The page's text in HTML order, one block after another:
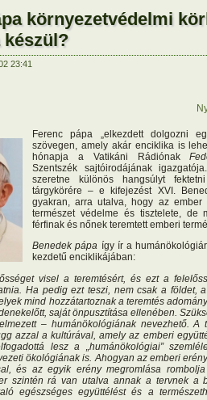
környezetvédelmi
készül?
23:41
Ferenc pápa „elkezdett dolgozni
szövegen, amely akár enciklika is
hónapja a Vatikáni Rádiónak
Szentszék sajtóirodájának
szeretne különös hangsúlyt
tárgykörére – e kifejezést XVI.
gyakran, arra utalva, hogy az ember
természet védelme és tisztelete, de
férfinak és nőnek teremtett emberi
Benedek pápa így ír a
kezdetű enciklikájában:
visel a teremtésért, és ezt a
Ha pedig ezt teszi, nem csak a földet,
mind hozzátartoznak a teremtés
saját önpusztítása ellenében.
– humánökológiának nevezhető. A
azzal a kultúrával, amely az emberi
lesz a „humánökológiai”
ökológiának is. Ahogyan az emberi
és az egyik erény megromlása
szintén rá van utalva annak a tervnek a
egészséges együttélést és a